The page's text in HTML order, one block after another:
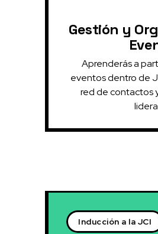
Gestión y
Aprenderás a
eventos dentro de
red de contactos
Inducción a la JCI